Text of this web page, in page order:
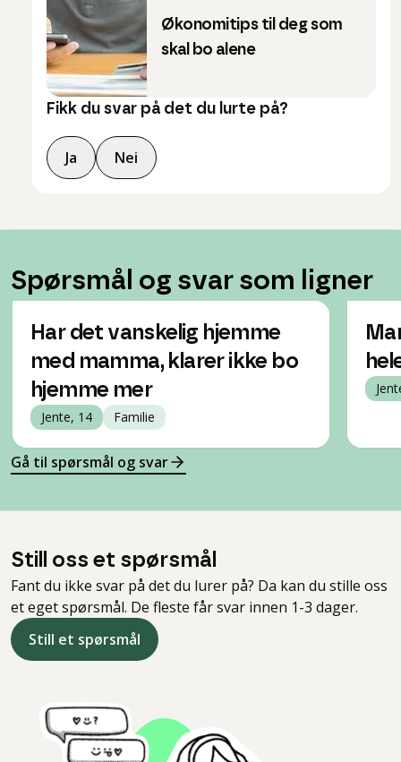
Økonomitips til deg som
skal bo alene
Fikk du svar på det du lurte på?
Ja Nei
Spørsmål og svar som ligner
Har det vanskelig hjemme
med mamma, klarer ikke bo
hjemme mer
Jente, 14 Familie
Gå til spørsmål og svar
Still oss et spørsmål
Fant du ikke svar på det du lurer på? Da kan du stille oss
et eget spørsmål. De fleste får svar innen 1-3 dager.
Still et spørsmål